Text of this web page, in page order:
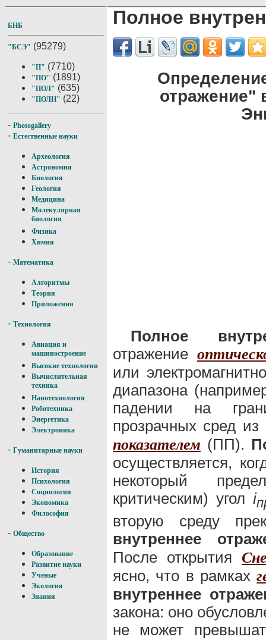
БНБ
"БСЭ" (95279)
"П" (7710)
"ПО" (1891)
"ПОЛ" (635)
"ПОЛН" (22)
- Photogallery
- Естественные науки
Археология
Астрономия
Биология
Геология
Медицина
Молекулярная
биология
Физика
Химия
- Математика
Алгоритмы
Теория
Приложения
- Технология
Авиация и
машиностроение
Высокие технологии
Вычислительная
техника
Нанотехнология
Роботехника
Энергетика
Электроника
- Гуманитарные науки
История
Психология
Социология
Экономика
Философия
- Общество
Образование
Развитие науки
Ученые
Экология
Знания
Полное
отражение"
Полное
отражение
или
диапазона
падении на
прозрачных сред
показателем (ПП).
осуществляется,
некоторый
критическим) угол i
вторую среду
внутреннее
После открытия
ясно, что в рамках
внутреннее
закона: оно
не может